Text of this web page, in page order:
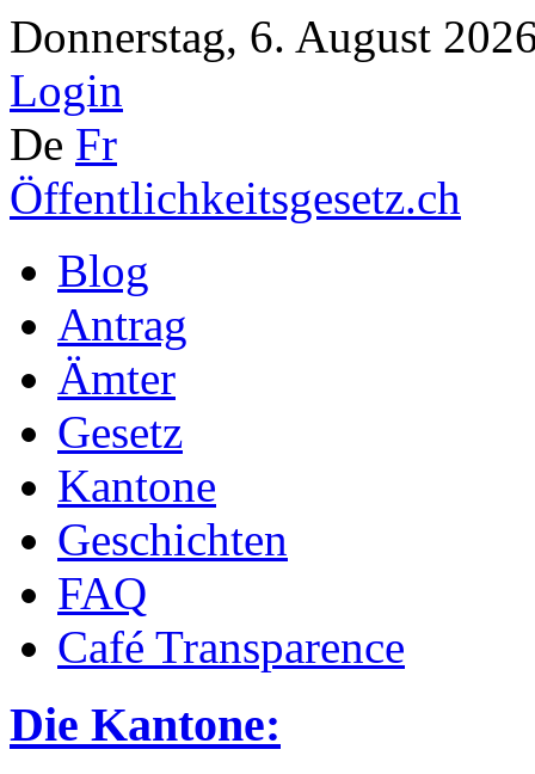
Donnerstag, 6. August
Login
De Fr
Öffentlichkeitsgesetz.ch
Blog
Antrag
Ämter
Gesetz
Kantone
Geschichten
FAQ
Café Transparence
Die Kantone: